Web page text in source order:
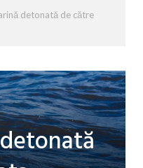
detonată de către